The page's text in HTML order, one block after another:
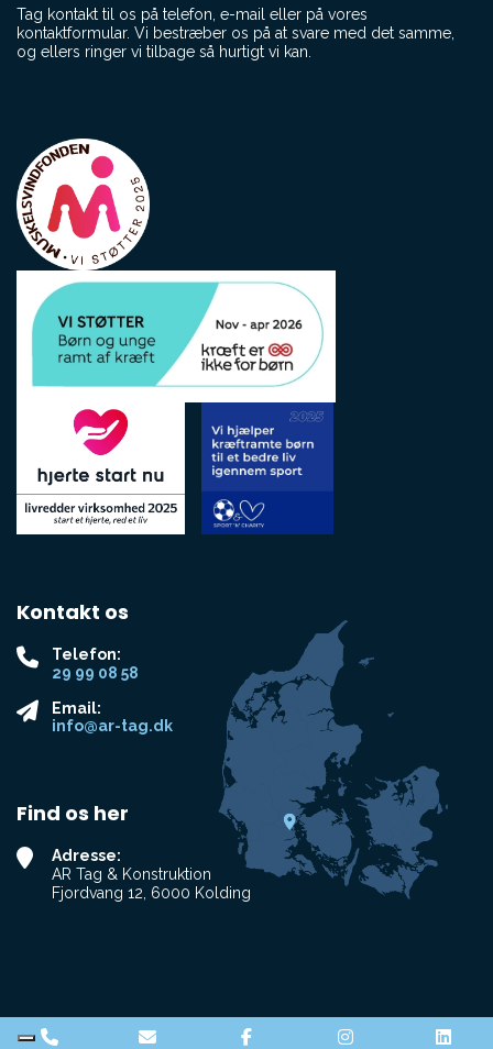
Tag kontakt til os på telefon, e-mail eller på vores
kontaktformular. Vi bestræber os på at svare med det samme,
og ellers ringer vi tilbage så hurtigt vi kan.
Kontakt os
Telefon:
29 99 08 58
Email:
info@ar-tag.dk
Find os her
Adresse:
AR Tag & Konstruktion
Fjordvang 12, 6000 Kolding
Copyright © 2026 - AR Tag & Konstruktion, CVR 42890960 |Privatlivspolitik|
Cookiepolitik